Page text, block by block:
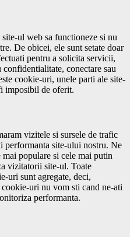
ul web sa functioneze si nu
De obicei, ele sunt setate doar
pentru a solicita servicii,
conectare sau
cookie-uri, unele parti ale site-
imposibil de oferit.
vizitele si sursele de trafic
performanta site-ului nostru. Ne
populare si cele mai putin
vizitatorii site-ul. Toate
uri sunt agregate, deci,
uri nu vom sti cand ne-ati
performanta.